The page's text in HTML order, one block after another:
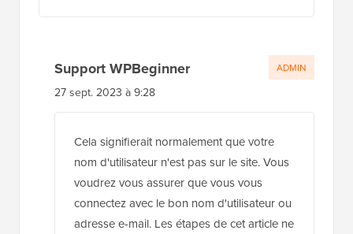
Support WPBeginner
27 sept. 2023 à 9:28
Cela signifierait normalement que votre
nom d'utilisateur n'est pas sur le site. Vous
voudrez vous assurer que vous vous
connectez avec le bon nom d'utilisateur ou
adresse e-mail. Les étapes de cet article ne
ADMIN